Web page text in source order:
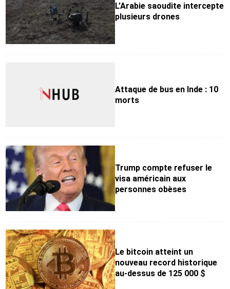
L’Arabie saoudite intercepte
plusieurs drones
Attaque de bus en Inde : 10
morts
Trump compte refuser le
visa américain aux
personnes obèses
Le bitcoin atteint un
nouveau record historique
au-dessus de 125 000 $